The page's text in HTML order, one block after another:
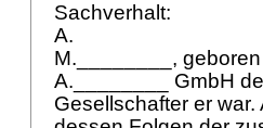
Sachverhalt:
A.
M.________,
A.________ GmbH
Gesellschafter er